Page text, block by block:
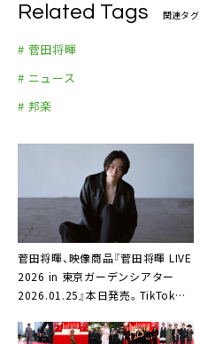
Related Tags 関連タグ
# 菅田将暉
# ニュース
# 邦楽
菅田将暉、映像商品『菅田将暉 LIVE
2026 in 東京ガーデンシアター
2026.01.25』本日発売。TikTok音